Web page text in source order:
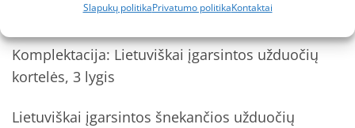
Slapukų politikaPrivatumo politikaKontaktai
koncentracija bei kalbiniai įgūdžiai.
Komplektacija: Lietuviškai įgarsintos užduočių
kortelės, 3 lygis
Lietuviškai įgarsintos šnekančios užduočių